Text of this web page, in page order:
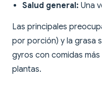
Salud general: Una
Las principales
por porción) y la grasa
gyros con comidas
plantas.